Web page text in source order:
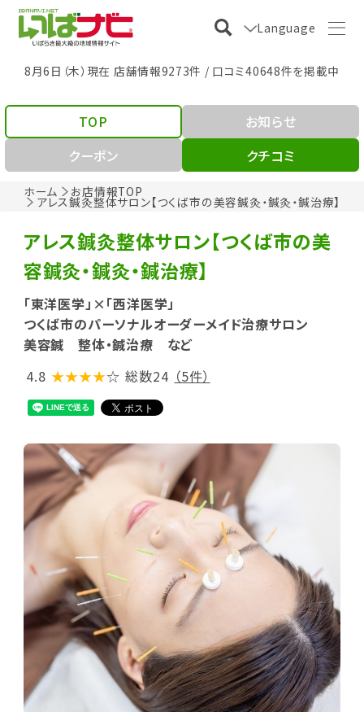
Language
8月6日（木）現在 店舗情報9273件 / 口コミ40648件を掲載中
ホーム お店情報TOP
アレス鍼灸整体サロン【つくば市の美容鍼灸・鍼灸・鍼治療】
TOP
お知らせ
クーポン
クチコミ
アレス鍼灸整体サロン【つくば市の美
容鍼灸・鍼灸・鍼治療】
「東洋医学」×「西洋医学」
つくば市のパーソナルオーダーメイド治療サロン
美容鍼 整体・鍼治療 など
4.8 ★★★★☆ 総数24 （5件）